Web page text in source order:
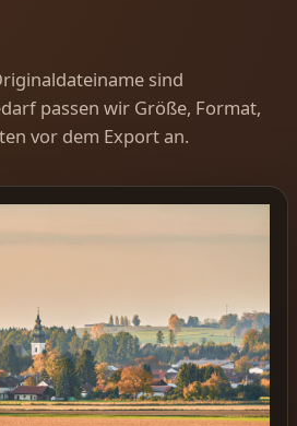
sind
passen wir Größe, Format,
vor dem Export an.